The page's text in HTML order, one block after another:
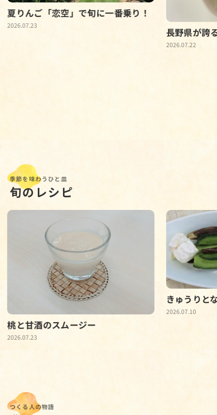
夏りんご「恋空」で旬に一番乗り！
2026.07.23
長野県が誇
2026.07.22
季節を味わうひと皿
旬のレシピ
桃と甘酒のスムージー
2026.07.23
きゅうりと
2026.07.10
つくる人の物語